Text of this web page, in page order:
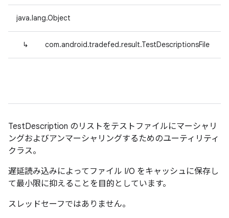
java.lang.Object
↳ com.android.tradefed.result.TestDescriptionsFile
TestDescription のリストをテストファイルにマーシャリ
ングおよびアンマーシャリングするためのユーティリティ
クラス。
遅延読み込みによってファイル I/O をキャッシュに保存し
て最小限に抑えることを目的としています。
スレッドセーフではありません。